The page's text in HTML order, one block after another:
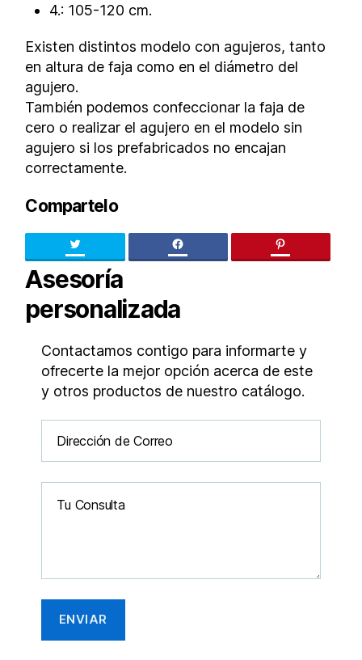
4.: 105-120 cm.
Existen distintos modelo con agujeros, tanto
en altura de faja como en el diámetro del
agujero.
También podemos confeccionar la faja de
cero o realizar el agujero en el modelo sin
agujero si los prefabricados no encajan
correctamente.
Compartelo
Twitter facebook pinteres
Asesoría
personalizada
Contactamos contigo para informarte y
ofrecerte la mejor opción acerca de este
y otros productos de nuestro catálogo.